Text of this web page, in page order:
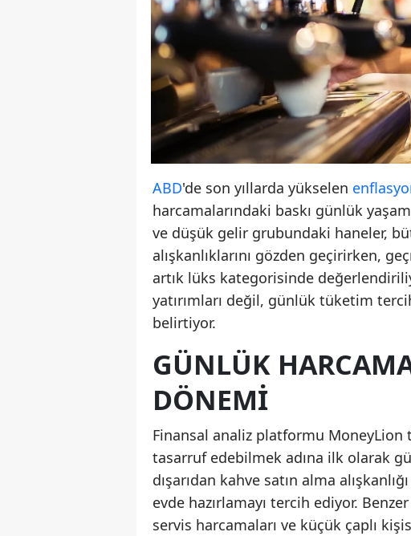
ABD'de son yıllarda yükselen
harcamalarındaki baskı günlük
ve düşük gelir grubundaki haneler,
alışkanlıklarını gözden geçirirken,
artık lüks kategorisinde
yatırımları değil, günlük tüketim
belirtiyor.
GÜNLÜK
DÖNEMI
Finansal analiz platformu MoneyLion
tasarruf edebilmek adına ilk olarak
dışarıdan kahve satın alma
evde hazırlamayı tercih ediyor.
servis harcamaları ve küçük çaplı